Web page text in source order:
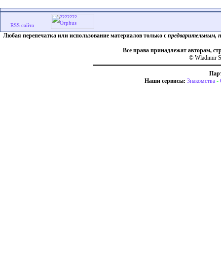
Любая перепечатка или использование материалов только с предварительным,
Все права принадлежат авторам,
© Wladimir
Наши сервисы: Знакомства -